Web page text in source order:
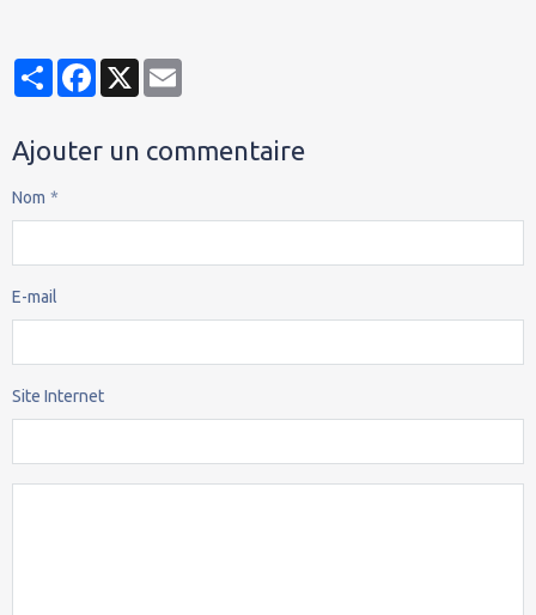
PartagerFacebook
X
Ajouter un commentaire
Nom
E-mail
Site Internet